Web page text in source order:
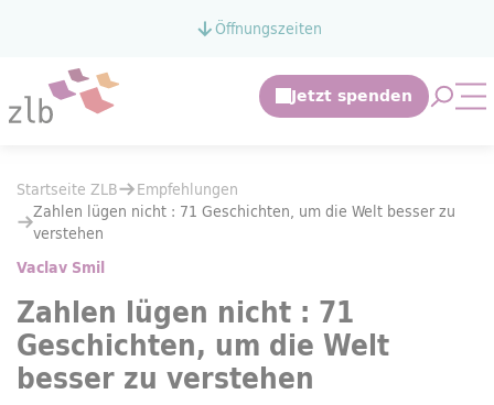
Zum Hauptinhalt springenÖffnungszeiten
Empfehlungen
Zahlen lügen nicht : 71 Geschichten, um die Welt besser zu
Sie befinden sich hier:
Startseite ZLB
Empfehlungen
Zahlen lügen nicht : 71 Geschichten, um die Welt besser zu
verstehen
Vaclav Smil
Zahlen lügen nicht : 71
Geschichten, um die Welt
besser zu verstehen